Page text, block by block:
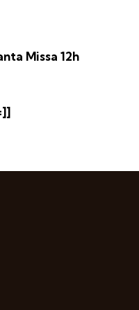
Missa 12h